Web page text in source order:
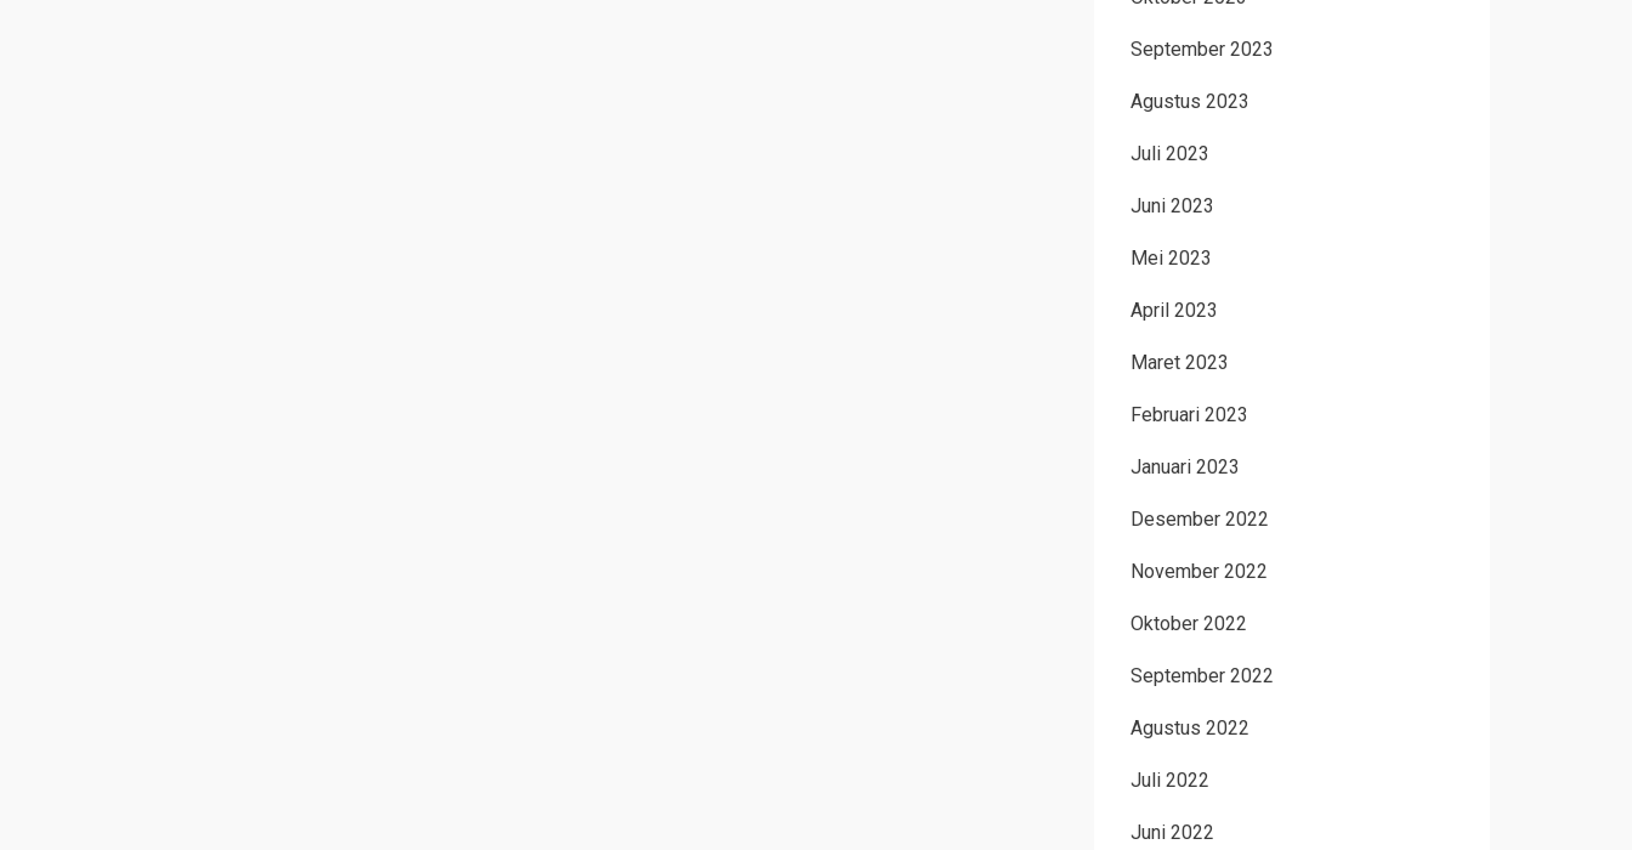
September 2023
Agustus 2023
Juli 2023
Juni 2023
Mei 2023
April 2023
Maret 2023
Februari 2023
Januari 2023
Desember 2022
November 2022
Oktober 2022
September 2022
Agustus 2022
Juli 2022
Juni 2022